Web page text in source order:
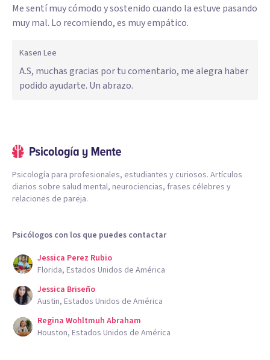
Me sentí muy cómodo y sostenido cuando la estuve pasando
muy mal. Lo recomiendo, es muy empático.
Kasen Lee
A.S, muchas gracias por tu comentario, me alegra haber
podido ayudarte. Un abrazo.
Psicología para profesionales, estudiantes y curiosos. Artículos
diarios sobre salud mental, neurociencias, frases célebres y
relaciones de pareja.
Psicólogos con los que puedes contactar
Jessica Perez Rubio
Florida, Estados Unidos de América
Jessica Briseño
Austin, Estados Unidos de América
Regina Wohltmuh Abraham
Houston, Estados Unidos de América